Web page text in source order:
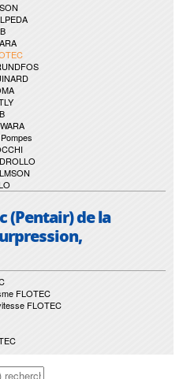
(Pentair) de la
FLOTEC
FLOTEC